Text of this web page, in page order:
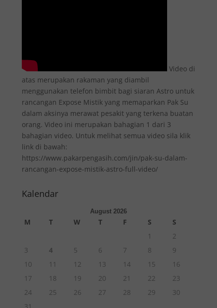
Video di
atas merupakan rakaman yang diambil
menggunakan telefon bimbit bagi siaran Astro untuk
rancangan Expose Mistik yang memaparkan Pak Su
dalam aksinya merawat pesakit yang terkena buatan
orang. Video ini merupakan bahagian 1 dari 3
bahagian video. Untuk melihat semua video sila klik
link di bawah:
https://www.pakarpengasih.com/jin/pak-su-dalam-
rancangan-expose-mistik-astro-full-video/
Kalendar
August 2026
M T W T F S
S
1
2
3
4 5 6 7 8
9
10
11 12 13 14 15
16
17
18 19 20 21 22
23
24
25 26 27 28 29
30